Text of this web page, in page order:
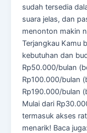
sudah tersedia
suara jelas, dan
menonton makin
Terjangkau Kamu
kebutuhan dan
Rp50.000/bulan
Rp100.000/bulan
Rp190.000/bulan
Mulai dari
termasuk akses
menarik! Baca